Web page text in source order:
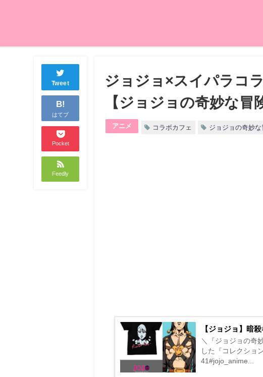
Tweet
B!
はてブ
Pocket
Feedly
ジョジョ×スイパラコ
【ジョジョの奇妙な冒
アニメ コラボカフェ ジョジョの奇妙な
【ジョジョ】暗
＼『ジョジョの奇
した『コレクショ
41#jojo_anime...